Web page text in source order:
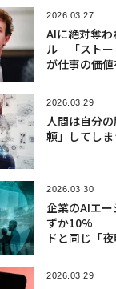
2026.03.27
AIに絶対奪
ル 「ストー
が仕事の価
2026.03.29
人間は自分
頼」してし
2026.03.30
企業のAIエ
ずか
ドと同じ「
2026.03.29